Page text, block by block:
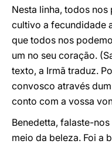
Nesta linha, todos
cultivo a fecundidade
que todos nos
um no seu coração.
texto, a Irmã traduz.
convosco através
conto com a vossa
Benedetta, falaste-
meio da beleza. Foi a